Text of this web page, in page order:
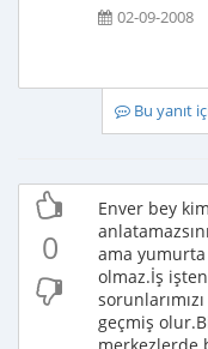
02-09-2008
Bu yanıt
0
Enver bey
ama
olmaz.İş
geçmiş